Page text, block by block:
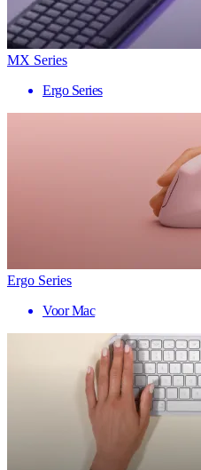
MX Series
Ergo Series
Ergo Series
Voor Mac